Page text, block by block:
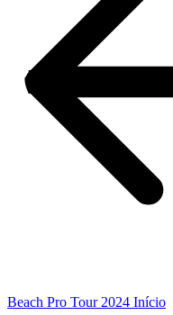
Beach Pro Tour 2024 Início